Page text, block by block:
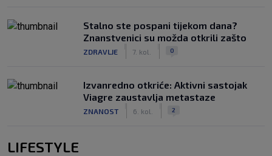
Stalno ste pospani tijekom dana?
Znanstvenici su možda otkrili zašto
ZDRAVLJE 7. kol. 0
Izvanredno otkriće: Aktivni sastojak
Viagre zaustavlja metastaze
ZNANOST 6. kol. 2
LIFESTYLE